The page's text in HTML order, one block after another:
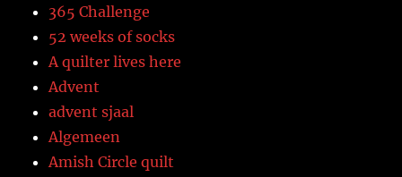
365 Challenge
52 weeks of socks
A quilter lives here
Advent
advent sjaal
Algemeen
Amish Circle quilt